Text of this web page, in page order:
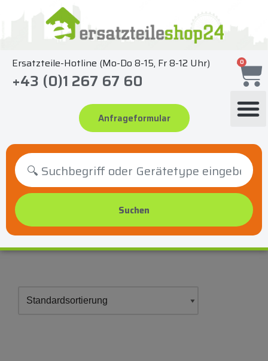
springen
Ersatzteile-Hotline (Mo-Do 8-15, Fr 8-12 Uhr)
+43 (0)1 267 67 60
Anfrageformular
0